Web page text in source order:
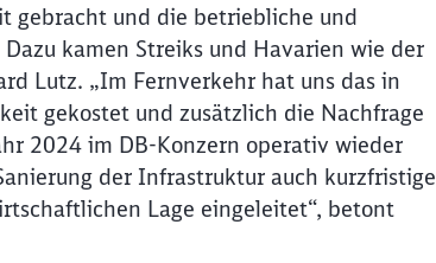
gebracht und die betriebliche und
kamen Streiks und Havarien wie der
Lutz. „Im Fernverkehr hat uns das in
gekostet und zusätzlich die Nachfrage
2024 im DB-Konzern operativ wieder
der Infrastruktur auch kurzfristige
Lage eingeleitet“, betont